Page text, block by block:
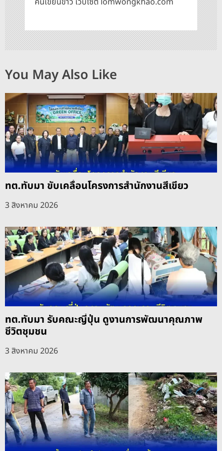
You May Also Like
ทต.ทับมา ขับเคลื่อนโครงการสำนักงานสีเขียว
3 สิงหาคม 2026
ทต.ทับมา รับคณะญี่ปุ่น ดูงานการพัฒนาคุณภาพ
ชีวิตชุมชน
3 สิงหาคม 2026